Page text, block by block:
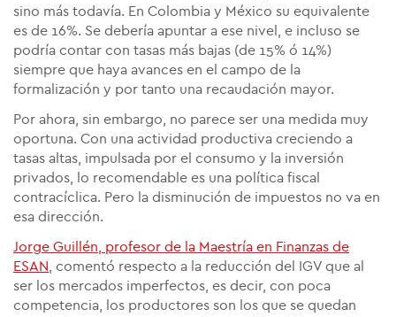
sino más todavía. En Colombia y México su equivalente
es de 16%. Se debería apuntar a ese nivel, e incluso se
podría contar con tasas más bajas (de 15% ó 14%)
siempre que haya avances en el campo de la
formalización y por tanto una recaudación mayor.
Por ahora, sin embargo, no parece ser una medida muy
oportuna. Con una actividad productiva creciendo a
tasas altas, impulsada por el consumo y la inversión
privados, lo recomendable es una política fiscal
contracíclica. Pero la disminución de impuestos no va en
esa dirección.
Jorge Guillén, profesor de la Maestría en Finanzas de
ESAN
, comentó respecto a la reducción del IGV que al
ser los mercados imperfectos, es decir, con poca
competencia, los productores son los que se quedan